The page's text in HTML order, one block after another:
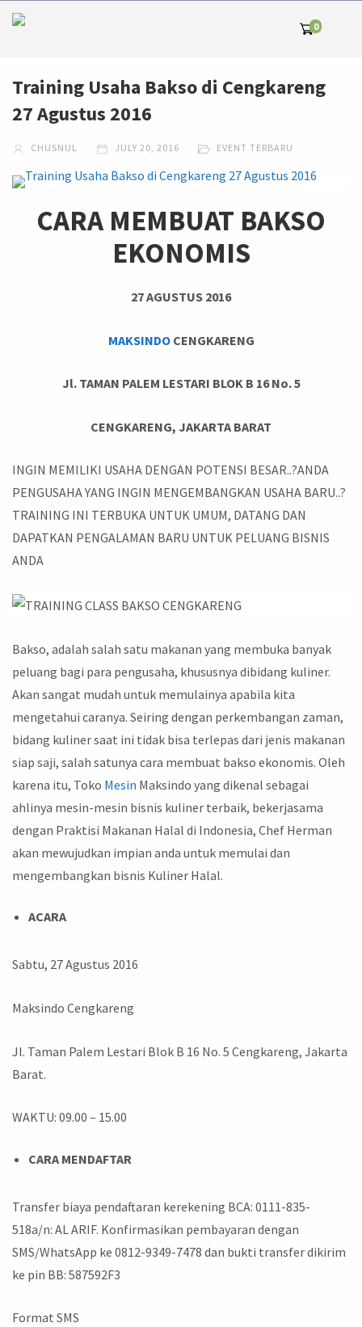
0
Training Usaha Bakso di Cengkareng
27 Agustus 2016
CHUSNUL JULY 20, 2016 EVENT TERBARU
CARA MEMBUAT BAKSO
EKONOMIS
27 AGUSTUS 2016
MAKSINDOCENGKARENG
Jl. TAMAN PALEM LESTARI BLOK B 16 No. 5
CENGKARENG, JAKARTA BARAT
INGIN MEMILIKI USAHA DENGAN POTENSI BESAR..?ANDA
PENGUSAHA YANG INGIN MENGEMBANGKAN USAHA BARU..?
TRAINING INI TERBUKA UNTUK UMUM, DATANG DAN
DAPATKAN PENGALAMAN BARU UNTUK PELUANG BISNIS
ANDA
Bakso, adalah salah satu makanan yang membuka banyak
peluang bagi para pengusaha, khususnya dibidang kuliner.
Akan sangat mudah untuk memulainya apabila kita
mengetahui caranya. Seiring dengan perkembangan zaman,
bidang kuliner saat ini tidak bisa terlepas dari jenis makanan
siap saji, salah satunya cara membuat bakso ekonomis. Oleh
karena itu, Toko Mesin Maksindo yang dikenal sebagai
ahlinya mesin-mesin bisnis kuliner terbaik, bekerjasama
dengan Praktisi Makanan Halal di Indonesia, Chef Herman
akan mewujudkan impian anda untuk memulai dan
mengembangkan bisnis Kuliner Halal.
ACARA
Sabtu, 27 Agustus 2016
Maksindo Cengkareng
Jl. Taman Palem Lestari Blok B 16 No. 5 Cengkareng, Jakarta
Barat.
WAKTU: 09.00 – 15.00
CARA MENDAFTAR
Transfer biaya pendaftaran kerekening BCA: 0111-835-
518a/n: AL ARIF. Konfirmasikan pembayaran dengan
SMS/WhatsApp ke 0812-9349-7478 dan bukti transfer dikirim
ke pin BB: 587592F3
Format SMS